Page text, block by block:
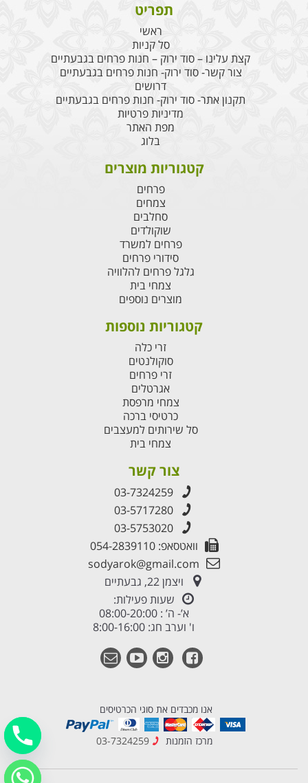
תפריט
ראשי
סל קניות
קצת עלינו – סוד ירוק – חנות פרחים בגבעתיים
צור קשר- סוד ירוק- חנות פרחים בגבעתיים
דרושים
תקנון אתר- סוד ירוק- חנות פרחים בגבעתיים
מדיניות פרטיות
מפת האתר
בלוג
קטגוריות מוצרים
פרחים
צמחים
סחלבים
שוקולדים
פרחים למשרד
סידורי פרחים
גלגל פרחים להלוויה
צמחי בית
מוצרים נוספים
קטגוריות נוספות
זרי כלה
סוקולנטים
זרי פרחים
אגרטלים
צמחי מרפסת
כרטיסי ברכה
סל שירותים למעצבים
צמחי בית
צור קשר
03-7324259
03-5717280
03-5753020
וואטסאפ: 054-2839110
sodyarok@gmail.com
ויצמן 22, גבעתיים
שעות פעילות:
א’- ה’ : 08:00-20:00
ו' וערב חג: 8:00-16:00
אנו מכבדים את סוגי הכרטיסים
מרכז הזמנות 03-7324259